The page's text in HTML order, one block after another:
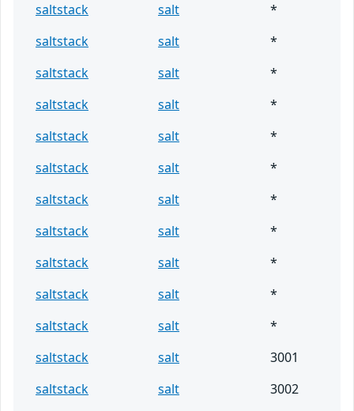
saltstack
salt
*
saltstack
salt
*
saltstack
salt
*
saltstack
salt
*
saltstack
salt
*
saltstack
salt
*
saltstack
salt
*
saltstack
salt
*
saltstack
salt
*
saltstack
salt
*
saltstack
salt
*
saltstack
salt
3001
saltstack
salt
3002